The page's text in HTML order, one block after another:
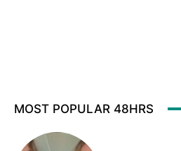
MOST POPULAR 48HRS